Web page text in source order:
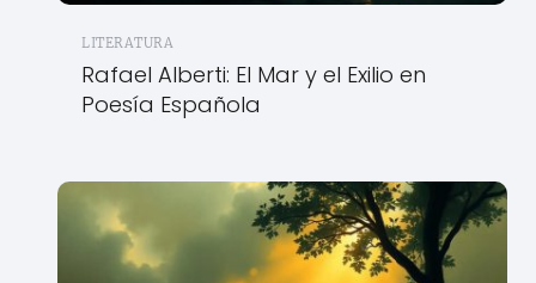
LITERATURA
Rafael Alberti: El Mar y el Exilio en
Poesía Española